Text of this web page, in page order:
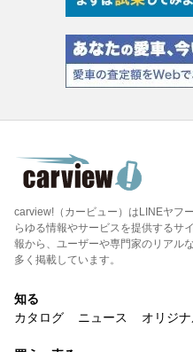
carview!（カービュー）はLINEヤフ
らゆる情報やサービスを提供するサ
報から、ユーザーや専門家のリアル
多く掲載しています。
知る
カタログ
ニュース オリジ